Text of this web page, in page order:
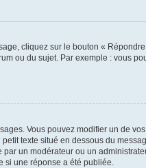
cliquez sur le bouton «
ou du sujet. Par exemple : vous
Vous pouvez modifier un de
texte situé en dessous du
par un modérateur ou un
une réponse a été publiée.